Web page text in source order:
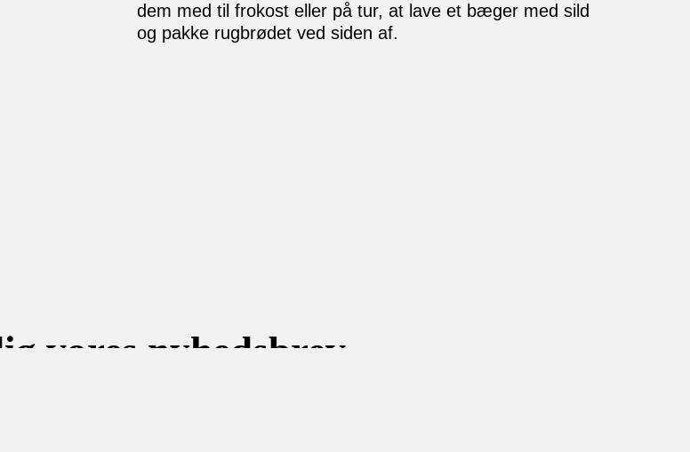
dem med til frokost eller på tur, at lave et bæger med sild
og pakke rugbrødet ved siden af.
vores nyhedsbrev